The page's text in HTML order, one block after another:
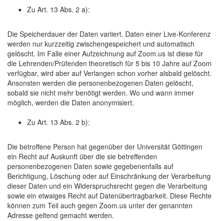
Zu Art. 13 Abs. 2 a):
Die Speicherdauer der Daten variiert. Daten einer Live-Konferenz
werden nur kurzzeitig zwischengespeichert und automatisch
gelöscht. Im Falle einer Aufzeichnung auf Zoom.us ist diese für
die Lehrenden/Prüfenden theoretisch für 5 bis 10 Jahre auf Zoom
verfügbar, wird aber auf Verlangen schon vorher alsbald gelöscht.
Ansonsten werden die personenbezogenen Daten gelöscht,
sobald sie nicht mehr benötigt werden. Wo und wann immer
möglich, werden die Daten anonymisiert.
Zu Art. 13 Abs. 2 b):
Die betroffene Person hat gegenüber der Universität Göttingen
ein Recht auf Auskunft über die sie betreffenden
personenbezogenen Daten sowie gegebenenfalls auf
Berichtigung, Löschung oder auf Einschränkung der Verarbeitung
dieser Daten und ein Widerspruchsrecht gegen die Verarbeitung
sowie ein etwaiges Recht auf Datenübertragbarkeit. Diese Rechte
können zum Teil auch gegen Zoom.us unter der genannten
Adresse geltend gemacht werden.